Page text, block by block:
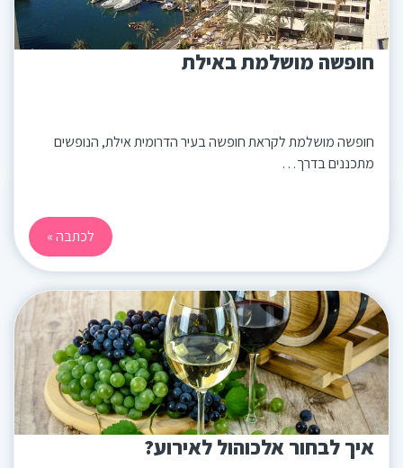
חופשה מושלמת באילת
חופשה מושלמת לקראת חופשה בעיר הדרומית אילת, הנופשים
מתכננים בדרך…
לכתבה »
איך לבחור אלכוהול לאירוע?